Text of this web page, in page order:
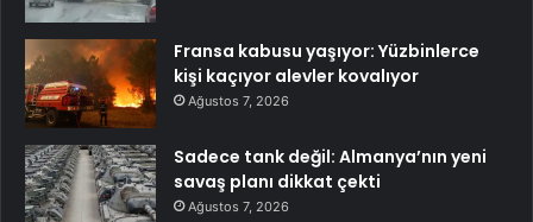
Fransa kabusu yaşıyor: Yüzbinlerce
kişi kaçıyor alevler kovalıyor
Ağustos 7, 2026
Sadece tank değil: Almanya’nın yeni
savaş planı dikkat çekti
Ağustos 7, 2026